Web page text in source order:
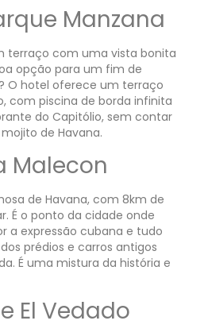
Manzana
terraço com uma vista bonita
opção para um fim de
O hotel oferece um terraço
com piscina de borda infinita
do Capitólio, sem contar
de Havana.
Malecon
de Havana, com 8km de
É o ponto da cidade onde
a expressão cubana e tudo
prédios e carros antigos
É uma mistura da história e
El Vedado